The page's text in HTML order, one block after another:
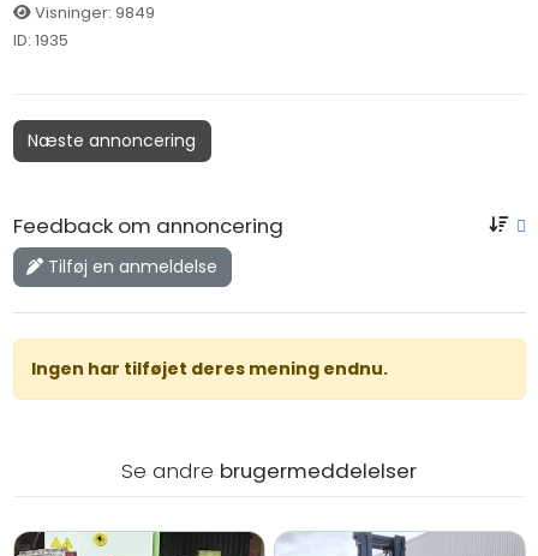
Visninger: 9849
ID: 1935
Næste annoncering
Feedback om annoncering
Tilføj en anmeldelse
Ingen har tilføjet deres mening endnu.
Se andre brugermeddelelser